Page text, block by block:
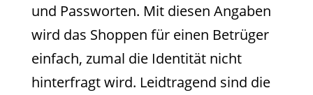
und Passworten. Mit diesen Angaben
wird das Shoppen für einen Betrüger
einfach, zumal die Identität nicht
hinterfragt wird. Leidtragend sind die